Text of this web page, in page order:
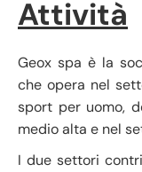
Attività
Geox spa è la
che opera nel
sport per uomo,
medio alta e nel
I due settori